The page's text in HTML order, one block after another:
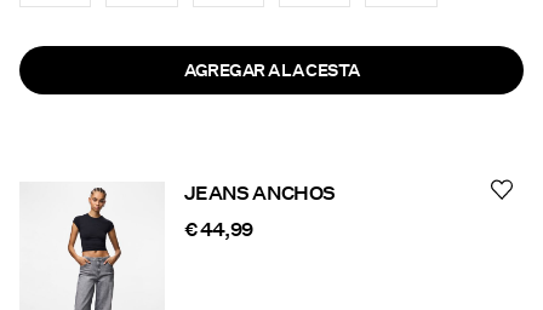
AGREGAR A LA CESTA
JEANS ANCHOS
€ 44,99